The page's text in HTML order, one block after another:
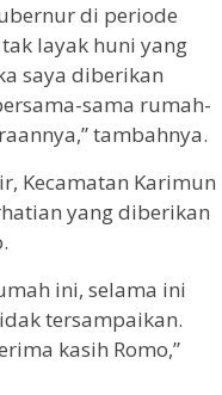
di periode
layak huni yang
saya diberikan
sama rumah-
tambahnya.
Kecamatan Karimun
yang diberikan
ini, selama ini
tersampaikan.
kasih Romo,”